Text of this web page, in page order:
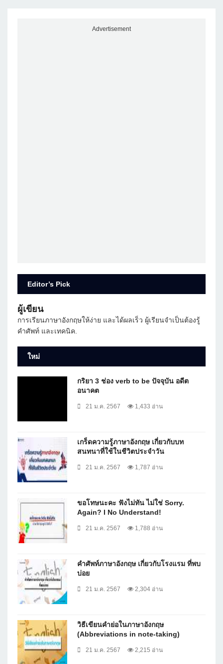
Advertisement
Editor’s Pick
ผู้เขียน
การเรียนภาษาอังกฤษให้ง่าย และได้ผลเร็ว ผู้เรียนจำเป็นต้องรู้
คำศัพท์ และเทคนิค.
ใหม่
กริยา 3 ช่อง verb to be ปัจจุบัน อดีต
อนาคต
21 ม.ค. 2567 1,433 อ่าน
เกร็ดความรู้ภาษาอังกฤษ เกี่ยวกับบท
สนทนาที่ใช้ในชีวิตประจำวัน
21 ม.ค. 2567 1,787 อ่าน
ขอโทษนะคะ ฟังไม่ทัน ไม่ใช่ Sorry.
Again? I No Understand!
21 ม.ค. 2567 1,788 อ่าน
คำศัพท์ภาษาอังกฤษ เกี่ยวกับโรงแรม ที่พบ
บ่อย
21 ม.ค. 2567 2,304 อ่าน
วิธีเขียนคำย่อในภาษาอังกฤษ
(Abbreviations in note-taking)
21 ม.ค. 2567 2,215 อ่าน